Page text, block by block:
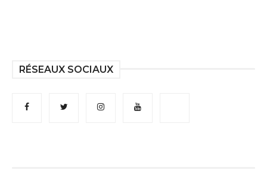
RÉSEAUX SOCIAUX